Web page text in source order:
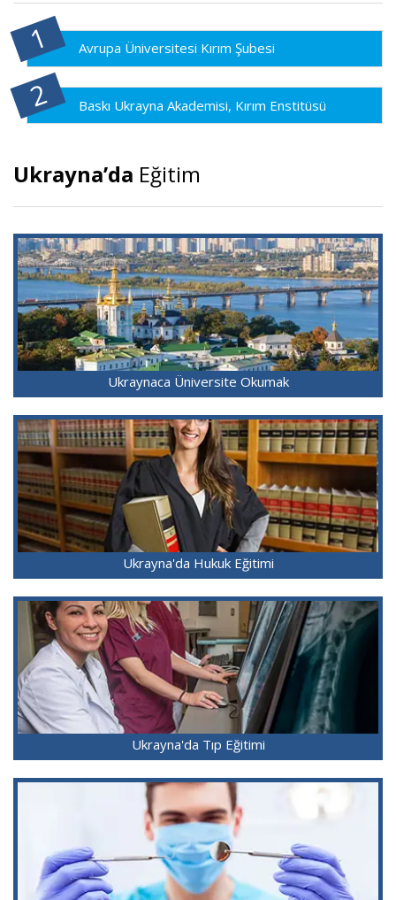
Avrupa Üniversitesi Kırım Şubesi
Baskı Ukrayna Akademisi, Kırım Enstitüsü
Ukrayna’da Eğitim
Ukraynaca Üniversite Okumak
Ukrayna'da Hukuk Eğitimi
Ukrayna'da Tıp Eğitimi